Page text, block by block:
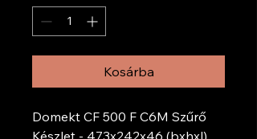
Kosárba
Domekt CF 500 F C6M Szűrő
Készlet - 473x242x46 (bxhxl),